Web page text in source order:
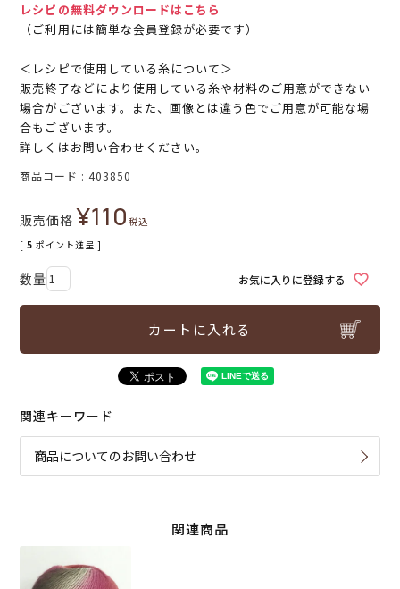
レシピの無料ダウンロードはこちら
（ご利用には簡単な会員登録が必要です）
＜レシピで使用している糸について＞
販売終了などにより使用している糸や材料のご用意ができない
場合がございます。また、画像とは違う色でご用意が可能な場
合もございます。
詳しくはお問い合わせください。
商品コード 403850
販売価格 ¥110税込
[ 5 ポイント進呈 ]
お気に入りに登録する
カートに入れる
関連キーワード
商品についてのお問い合わせ
関連商品